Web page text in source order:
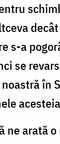
s-a
se
în
ne arată